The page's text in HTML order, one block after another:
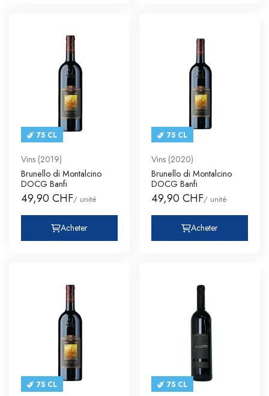
75 CL
Vins (2019)
Brunello di Montalcino
DOCG Banfi
49,90 CHF/ unité
Acheter
75 CL
Vins (2020)
Brunello di Montalcino
DOCG Banfi
49,90 CHF/ unité
Acheter
75 CL 75 CL